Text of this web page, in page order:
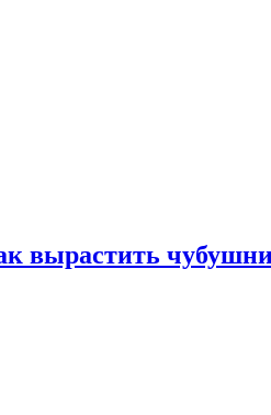
вырастить